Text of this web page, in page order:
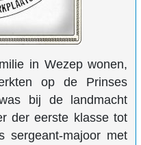
in Wezep wonen,
op de Prinses
bij de landmacht
der eerste klasse tot
sergeant-majoor met